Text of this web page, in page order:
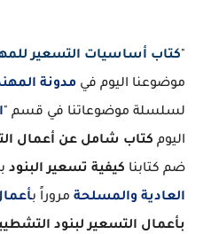
"كتاب أساسيات التسعير
موضوعنا اليوم في مدونة
لسلسلة موضوعاتنا في قسم "
اليوم كتاب شامل عن أعمال
ضم كتابنا كيفية تسعير البنود
العادية والمسلحة مروراً ب
بأعمال التسعير لبنود